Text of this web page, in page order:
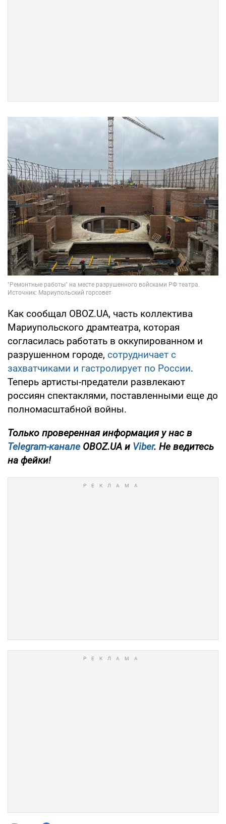
Как сообщал OBOZ.UA, часть коллектива
Мариупольского драмтеатра, которая
согласилась работать в оккупированном и
разрушенном городе, сотрудничает с
захватчиками и гастролирует по России.
Теперь артисты-предатели развлекают
россиян спектаклями, поставленными еще до
полномасштабной войны.
Только проверенная информация у нас в
Telegram-канале OBOZ.UA и Viber. Не ведитесь
на фейки!